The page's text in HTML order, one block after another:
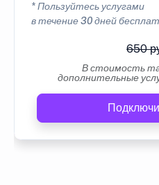
* Пользуйтесь услугами
в течение 30 дней
650
В стоимость
дополнительные